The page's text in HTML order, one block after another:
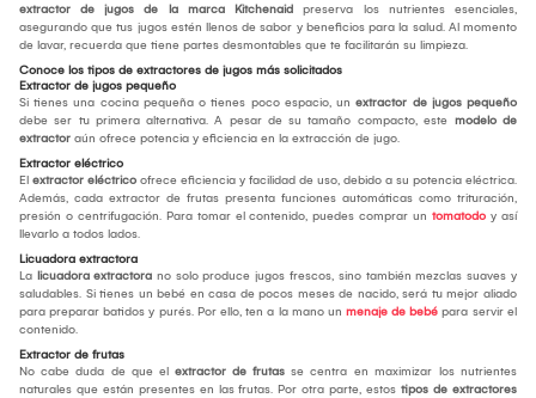
extractor de jugos de la marca Kitchenaid preserva los nutrientes esenciales,
asegurando que tus jugos estén llenos de sabor y beneficios para la salud. Al momento
de lavar, recuerda que tiene partes desmontables que te facilitarán su limpieza.
Conoce los tipos de extractores de jugos más solicitados
Extractor de jugos pequeño
Si tienes una cocina pequeña o tienes poco espacio, un extractor de jugos pequeño
debe ser tu primera alternativa. A pesar de su tamaño compacto, este modelo de
extractor aún ofrece potencia y eficiencia en la extracción de jugo.
Extractor eléctrico
El extractor eléctrico ofrece eficiencia y facilidad de uso, debido a su potencia eléctrica.
Además, cada extractor de frutas presenta funciones automáticas como trituración,
presión o centrifugación. Para tomar el contenido, puedes comprar un tomatodo y así
llevarlo a todos lados.
Licuadora extractora
La licuadora extractora no solo produce jugos frescos, sino también mezclas suaves y
saludables. Si tienes un bebé en casa de pocos meses de nacido, será tu mejor aliado
para preparar batidos y purés. Por ello, ten a la mano un menaje de bebé para servir el
contenido.
Extractor de frutas
No cabe duda de que el extractor de frutas se centra en maximizar los nutrientes
naturales que están presentes en las frutas. Por otra parte, estos tipos de extractores